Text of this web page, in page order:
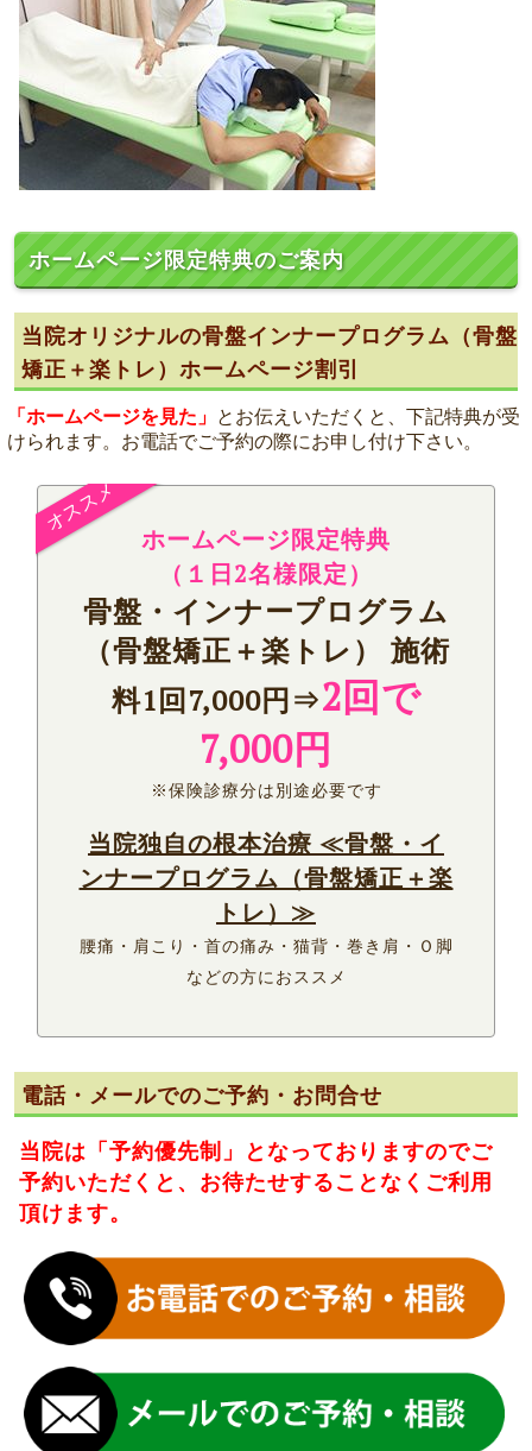
ホームページ限定特典のご案内
当院オリジナルの骨盤インナープログラム（骨盤
矯正＋楽トレ）ホームページ割引
「ホームページを見た」 とお伝えいただくと、下記特典が受
けられます。お電話でご予約の際にお申し付け下さい。
ホームページ限定特典
（ １日2名様限定）
骨盤・インナープログラム
（骨盤矯正＋楽トレ） 施術
料1回7,000円⇒2回で
7,000円
※保険診療分は別途必要です
当院独自の根本治療 ≪骨盤・イ
ンナープログラム（骨盤矯正＋楽
トレ）≫
腰痛・肩こり・首の痛み・猫背・巻き肩・Ｏ脚
などの方におススメ
電話・メールでのご予約・お問合せ
当院は 「予約優先制」
となっておりますのでご
予約いただくと、お待たせすることなくご利用
頂けます。